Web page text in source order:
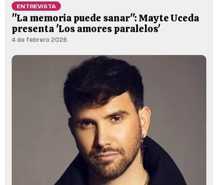
ENTREVISTA
"La memoria puede sanar": Mayte Uceda
presenta 'Los amores paralelos'
4 de febrero 2026